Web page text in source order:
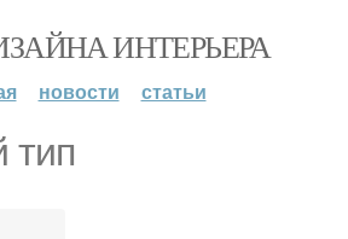
ИНТЕРЬЕРА
новости статьи
тип